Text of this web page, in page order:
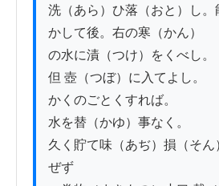
洗（あら）ひ落（おと）し。
かして後。右の寒（かん）
の水に漬（つけ）をくべし。
但 壺（つぼ）に入てよし。
かくのごとくすれば。
水を替（かゆ）事なく。
久く貯て味（あぢ）損（そん
ぜず